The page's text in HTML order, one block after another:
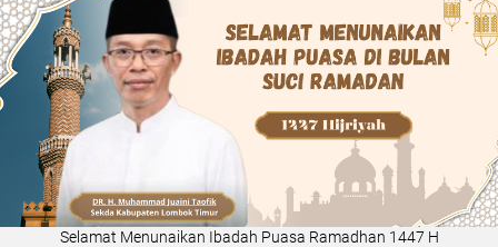
Selamat Menunaikan Ibadah Puasa Ramadhan 1447 H